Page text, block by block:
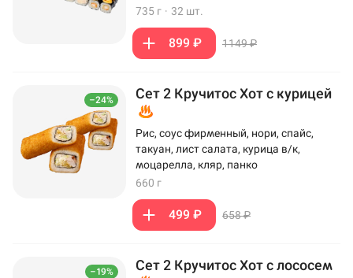
735 г · 32 шт.
899 ₽ 1149 ₽
–24% Сет 2 Кручитос Хот с курицей
Рис, соус фирменный, нори, спайс,
такуан, лист салата, курица в/к,
моцарелла, кляр, панко
660 г
499 ₽ 658 ₽
–19% Сет 2 Кручитос Хот с лососем